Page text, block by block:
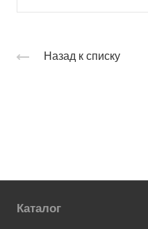
Назад к списку
Каталог